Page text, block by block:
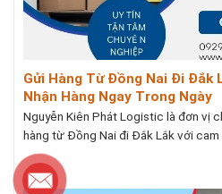
Gửi Hàng Từ Đồng Nai Đi Đắk
Nhận Hàng Ngay Trong Ngày
Nguyễn Kiên Phát Logistic là đơn vị
hàng từ Đồng Nai đi Đắk Lắk với cam